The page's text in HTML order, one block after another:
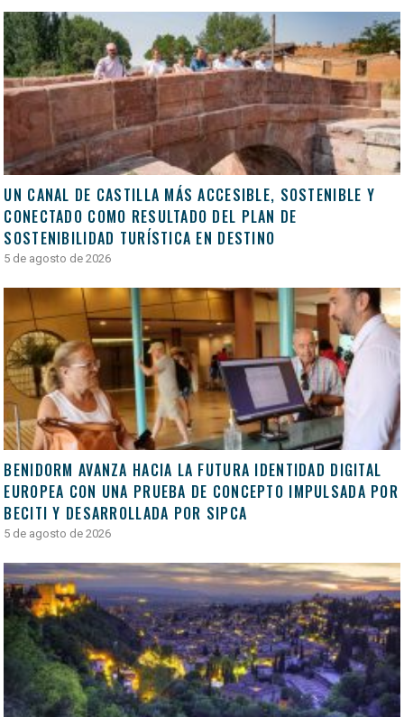
UN CANAL DE CASTILLA MÁS ACCESIBLE, SOSTENIBLE Y
CONECTADO COMO RESULTADO DEL PLAN DE
SOSTENIBILIDAD TURÍSTICA EN DESTINO
5 de agosto de 2026
BENIDORM AVANZA HACIA LA FUTURA IDENTIDAD DIGITAL
EUROPEA CON UNA PRUEBA DE CONCEPTO IMPULSADA POR
BECITI Y DESARROLLADA POR SIPCA
5 de agosto de 2026